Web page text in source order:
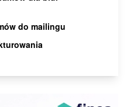
do mailingu